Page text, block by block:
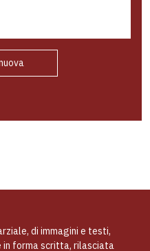
di immagini e testi,
in forma scritta, rilasciata